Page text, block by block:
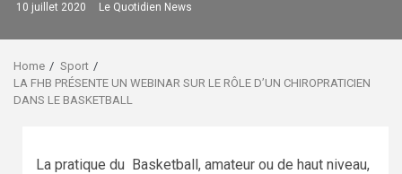
10 juillet 2020 Le Quotidien News
Home
Sport
LA FHB PRÉSENTE UN WEBINAR SUR LE RÔLE D’UN CHIROPRATICIEN
DANS LE BASKETBALL
La pratique du Basketball, amateur ou de haut niveau,